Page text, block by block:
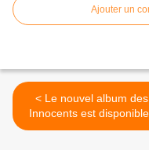
Ajouter un
< Le nouvel album des
Innocents est